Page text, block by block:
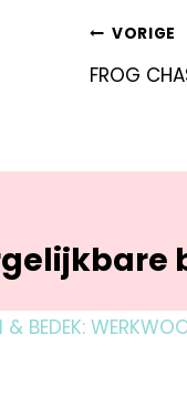
VORIGE
FROG